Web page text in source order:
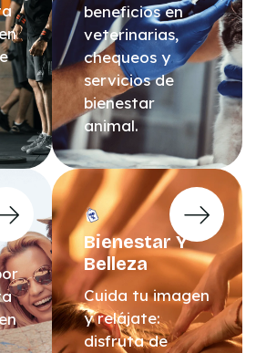
beneficios en
veterinarias,
chequeos y
servicios de
bienestar
animal.
Bienestar Y
Belleza
Cuida tu imagen
y relájate:
disfruta de